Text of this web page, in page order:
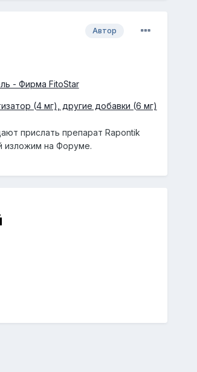
Автор
- Фирма FitoStar
(4 мг), другие добавки (6 мг)
прислать препарат Rapontik
изложим на Форуме.